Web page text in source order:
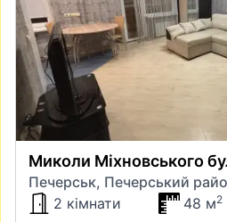
Миколи Міхновського
Печерськ, Печерський
2 кімнати
48 м2